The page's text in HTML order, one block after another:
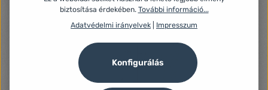
biztosítása érdekében. További információ...
Adatvédelmi irányelvek
Impresszum
Konfigurálás